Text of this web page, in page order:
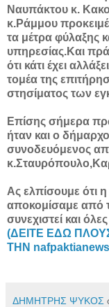
Ναυπάκτου κ.
κ.Ράμμου
τα μέτρα φύλαξης
υπηρεσίας.Και
ότι κάτι έχει
τομέα της
στησίματος των
Επίσης σήμερα
ήταν και ο
συνοδευόμενος
Ας ελπίσουμε ότι
αποκομίσαμε από
συνεχιστεί και
(ΔΕΙΤΕ ΕΔΩ
ΤΗΝ
ΔΗΜΗΤΡΗΣ ΨΥΚΟΣ